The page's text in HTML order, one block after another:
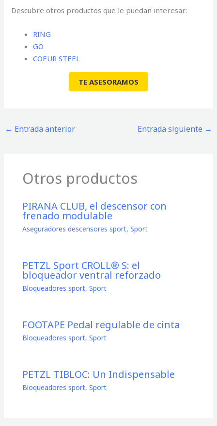
Descubre otros productos que le puedan interesar:
RING
GO
COEUR STEEL
TE ASESORAMOS
← Entrada anterior Entrada siguiente →
Otros productos
PIRANA CLUB, el descensor con
frenado modulable
Aseguradores descensores sport, Sport
PETZL Sport CROLL® S: el
bloqueador ventral reforzado
Bloqueadores sport, Sport
FOOTAPE Pedal regulable de cinta
Bloqueadores sport, Sport
PETZL TIBLOC: Un Indispensable
Bloqueadores sport, Sport